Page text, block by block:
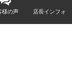
様の声 店長インフォ